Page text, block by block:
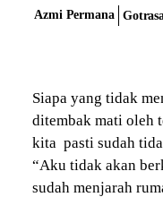
Azmi Permana
Siapa yang tidak
ditembak mati oleh
kita pasti sudah
“Aku tidak akan
sudah menjarah